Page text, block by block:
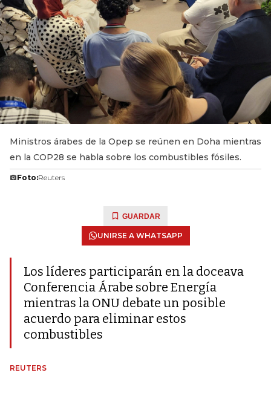
Ministros árabes de la Opep se reúnen en Doha mientras
en la COP28 se habla sobre los combustibles fósiles.
Foto:Reuters
GUARDAR
UNIRSE A WHATSAPP
Los líderes participarán en la doceava
Conferencia Árabe sobre Energía
mientras la ONU debate un posible
acuerdo para eliminar estos
combustibles
REUTERS